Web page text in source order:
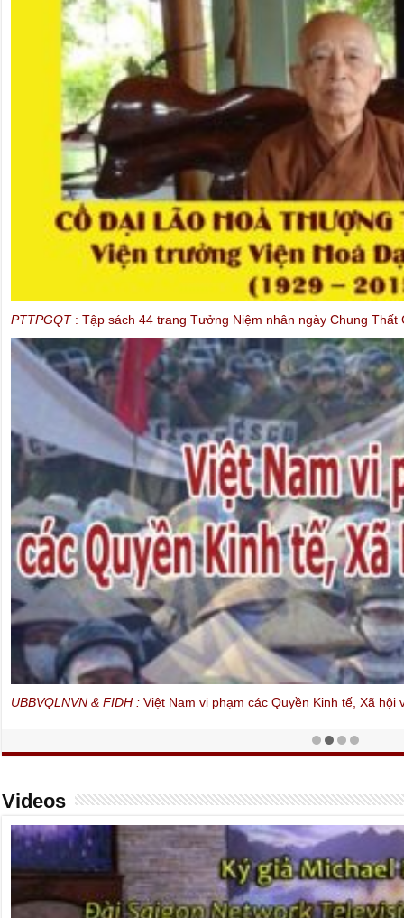
Những Bloggers và Công dân mạng sau chấn song nhà tù: Những
& UBBVQLNVN)
quyền và đề ra 8 yêu sách dân chủ hóa Việt Nam
Videos